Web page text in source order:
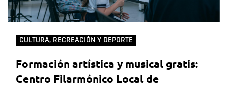
CULTURA, RECREACIÓN Y DEPORTE
Formación artística y musical gratis:
Centro Filarmónico Local de